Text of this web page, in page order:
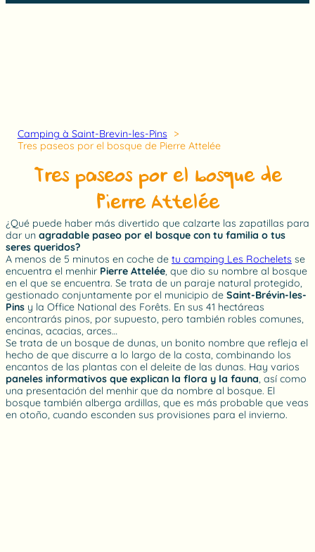
Camping à Saint-Brevin-les-Pins
Tres paseos por el bosque de Pierre Attelée
Tres paseos por el bosque de
Pierre Attelée
¿Qué puede haber más divertido que calzarte las zapatillas para
dar un agradable paseo por el bosque con tu familia o tus
seres queridos?
A menos de 5 minutos en coche de tu camping Les Rochelets se
encuentra el menhir Pierre Attelée , que dio su nombre al bosque
en el que se encuentra. Se trata de un paraje natural protegido,
gestionado conjuntamente por el municipio de Saint-Brévin-les-
Pins y la Office National des Forêts. En sus 41 hectáreas
encontrarás pinos, por supuesto, pero también robles comunes,
encinas, acacias, arces…
Se trata de un bosque de dunas, un bonito nombre que refleja el
hecho de que discurre a lo largo de la costa, combinando los
encantos de las plantas con el deleite de las dunas. Hay varios
paneles informativos que explican la flora y la fauna , así como
una presentación del menhir que da nombre al bosque. El
bosque también alberga ardillas, que es más probable que veas
en otoño, cuando esconden sus provisiones para el invierno.